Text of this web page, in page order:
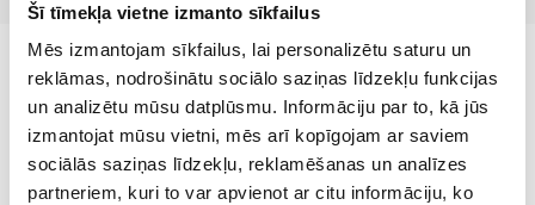
Šī tīmekļa vietne izmanto sīkfailus
Mēs izmantojam sīkfailus, lai personalizētu saturu un
reklāmas, nodrošinātu sociālo saziņas līdzekļu funkcijas
un analizētu mūsu datplūsmu. Informāciju par to, kā jūs
izmantojat mūsu vietni, mēs arī kopīgojam ar saviem
sociālās saziņas līdzekļu, reklamēšanas un analīzes
partneriem, kuri to var apvienot ar citu informāciju, ko
An online store with great prices and quality
products, where customer satisfaction is our